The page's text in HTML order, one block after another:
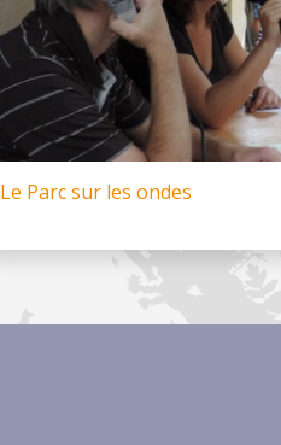
Le Parc sur les ondes